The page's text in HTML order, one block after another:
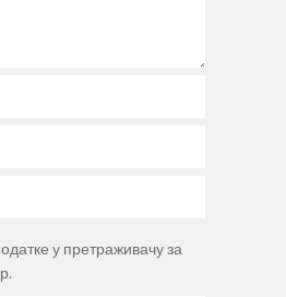
у претраживачу за